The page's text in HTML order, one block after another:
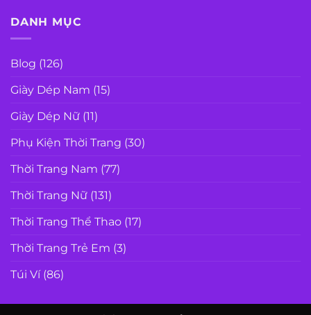
DANH MỤC
Blog (126)
Giày Dép Nam (15)
Giày Dép Nữ (11)
Phụ Kiện Thời Trang (30)
Thời Trang Nam (77)
Thời Trang Nữ (131)
Thời Trang Thể Thao (17)
Thời Trang Trẻ Em (3)
Túi Ví(86)